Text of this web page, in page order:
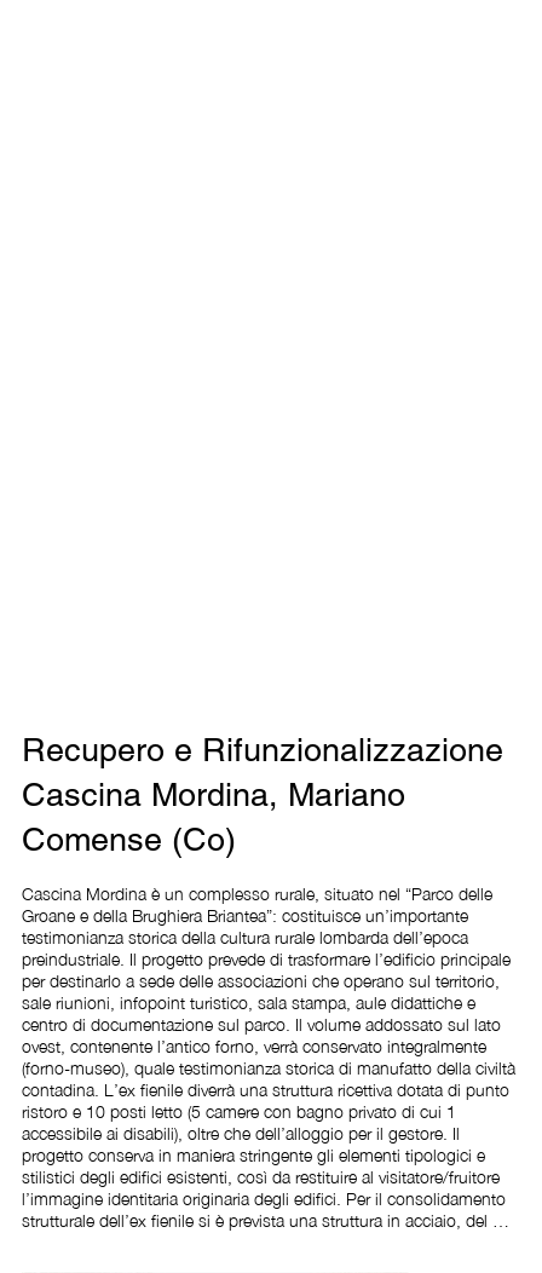
Cascina Mordina è un complesso rurale, situato nel “Parco delle
Groane e della Brughiera Briantea”: costituisce un’importante
testimonianza storica della cultura rurale lombarda dell’epoca
preindustriale. Il progetto prevede di trasformare l’edificio principale
per destinarlo a sede delle associazioni che operano sul territorio,
sale riunioni, infopoint turistico, sala stampa, aule didattiche e
centro di documentazione sul parco. Il volume addossato sul lato
ovest, contenente l’antico forno, verrà conservato integralmente
(forno-museo), quale testimonianza storica di manufatto della civiltà
contadina. L’ex fienile diverrà una struttura ricettiva dotata di punto
ristoro e 10 posti letto (5 camere con bagno privato di cui 1
accessibile ai disabili), oltre che dell’alloggio per il gestore. Il
progetto conserva in maniera stringente gli elementi tipologici e
stilistici degli edifici esistenti, così da restituire al visitatore/fruitore
l’immagine identitaria originaria degli edifici. Per il consolidamento
strutturale dell’ex fienile si è prevista una struttura in acciaio, del
Recupero e Rifunzionalizzazione
Cascina Mordina, Mariano
Comense (Co)